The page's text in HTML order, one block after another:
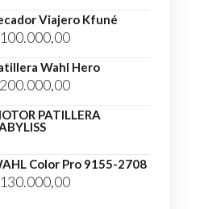
Viajero Kfuné
100.000,00
Wahl Hero
200.000,00
PATILLERA
Color Pro 9155-2708
130.000,00